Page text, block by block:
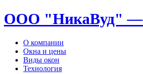
ООО "НикаВуд" —
О компании
Окна и цены
Виды окон
Технология